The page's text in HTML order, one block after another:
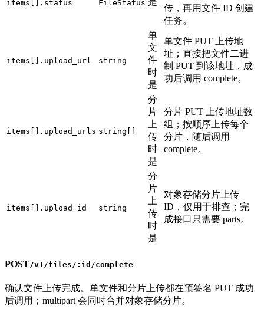
items[].status FileStatus
传，再用文件 ID 创建
任务。
items[].upload_url string
单
文
件
时
是
单文件 PUT 上传地
址；直接把文件二进
制 PUT 到该地址，成
功后调用 complete。
items[].upload_urls string[]
分
片
上
传
时
是
分片 PUT 上传地址数
组；按顺序上传每个
分片，随后调用
complete。
items[].upload_id string
分
片
上
传
时
是
对象存储分片上传
ID，仅用于排查；完
成接口只需要 parts。
POST/v1/files/:id/complete
确认文件上传完成。单文件和分片上传都在预签名 PUT 成功
后调用；multipart 会同时合并对象存储分片。